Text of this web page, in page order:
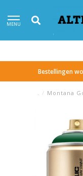
MENU
Bestellingen
. / Montana